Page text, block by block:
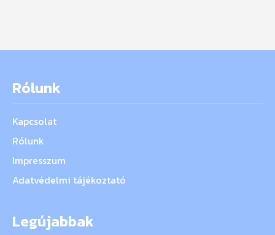
Rólunk
Kapcsolat
Rólunk
Impresszum
Adatvédelmi tájékoztató
Legújabbak